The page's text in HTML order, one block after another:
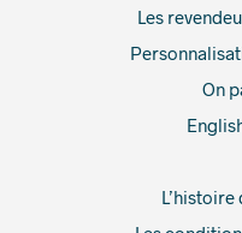
Les
On